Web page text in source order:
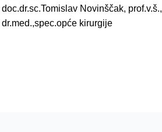
doc.dr.sc.Tomislav Novinščak, prof.v.š.,
dr.med.,spec.opće kirurgije